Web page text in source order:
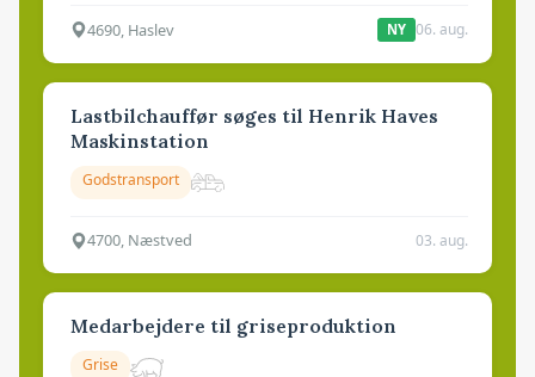
4690, Haslev NY 06. aug.
Lastbilchauffør søges til Henrik Haves
Maskinstation
Godstransport
4700, Næstved 03. aug.
Medarbejdere til griseproduktion
Grise